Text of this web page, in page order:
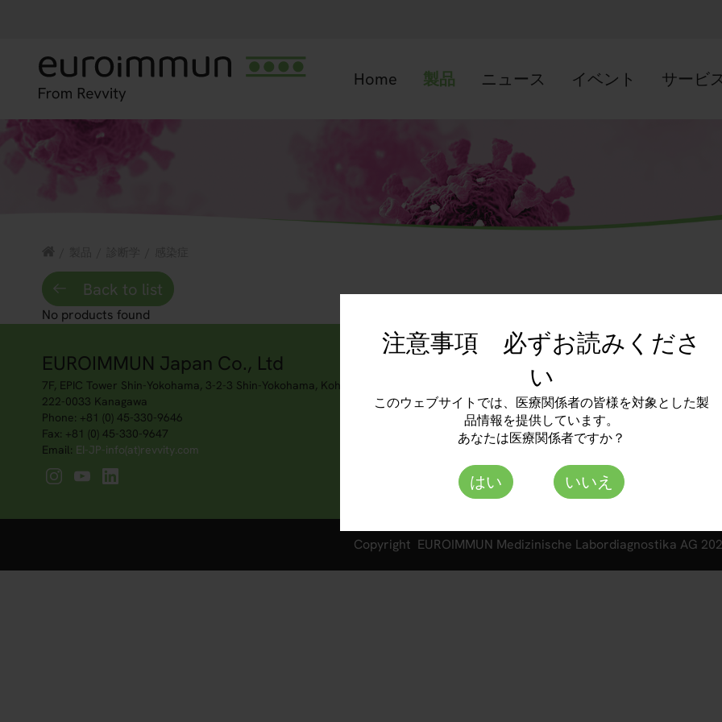
注意事項 必ずお読みくださ
い
このウェブサイトでは、医療関係者の皆様を対象とした製
品情報を提供しています。
あなたは医療関係者ですか？
はい いいえ
Home 製品 ニュース イベント サービ
Back to list
No products found
EUROIMMUN Japan Co., Ltd
7F, EPIC Tower Shin-Yokohama, 3-2-3 Shin-Yokohama, Kohoku-ku, Yokohama-shi
222-0033 Kanagawa
Phone: +81 (0) 45-330-9646
Fax: +81 (0) 45-330-9647
Email: EI-JP-info(at)revvity.com
サイト利用規約
Copyright EUROIMMUN Medizinische Labordiagnostika AG